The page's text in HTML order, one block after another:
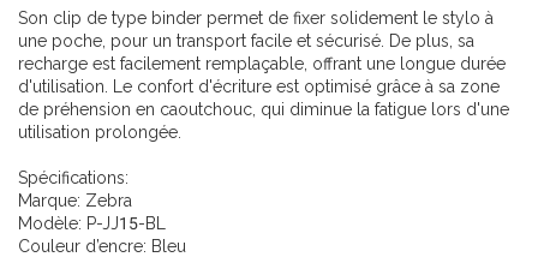
Son clip de type binder permet de fixer solidement le stylo à
une poche, pour un transport facile et sécurisé. De plus, sa
recharge est facilement remplaçable, offrant une longue durée
d'utilisation. Le confort d'écriture est optimisé grâce à sa zone
de préhension en caoutchouc, qui diminue la fatigue lors d'une
utilisation prolongée.
Spécifications:
Marque: Zebra
Modèle: P-JJ15-BL
Couleur d’encre: Bleu